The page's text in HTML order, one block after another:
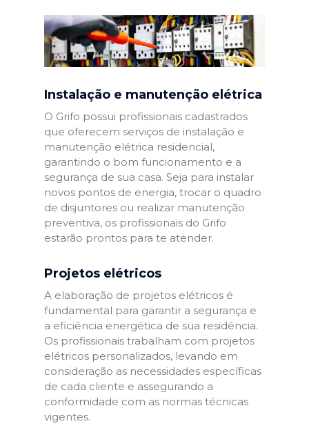
Instalação e manutenção elétrica
O Grifo possui profissionais cadastrados
que oferecem serviços de instalação e
manutenção elétrica residencial,
garantindo o bom funcionamento e a
segurança de sua casa. Seja para instalar
novos pontos de energia, trocar o quadro
de disjuntores ou realizar manutenção
preventiva, os profissionais do Grifo
estarão prontos para te atender.
Projetos elétricos
A elaboração de projetos elétricos é
fundamental para garantir a segurança e
a eficiência energética de sua residência.
Os profissionais trabalham com projetos
elétricos personalizados, levando em
consideração as necessidades específicas
de cada cliente e assegurando a
conformidade com as normas técnicas
vigentes.